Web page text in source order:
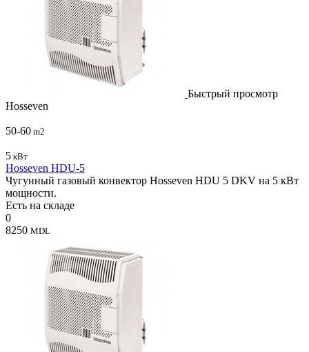
Быстрый просмотр
Hosseven
50-60 m2
5 кВт
Hosseven HDU-5
Чугунный газовый конвектор Hosseven HDU 5 DKV на 5 кВт
мощности.
Есть на складе
0
8250 MDL